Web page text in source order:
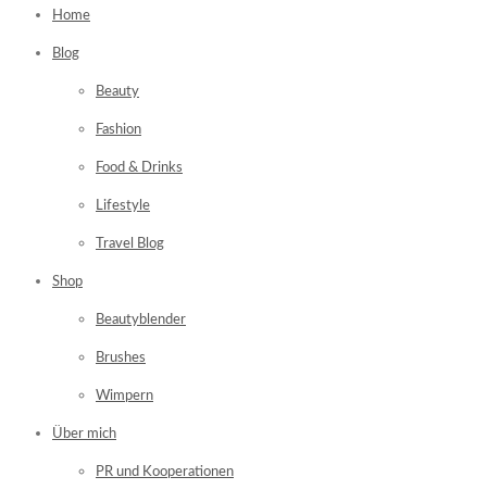
Home
Blog
Beauty
Fashion
Food & Drinks
Lifestyle
Travel Blog
Shop
Beautyblender
Brushes
Wimpern
Über mich
PR und Kooperationen